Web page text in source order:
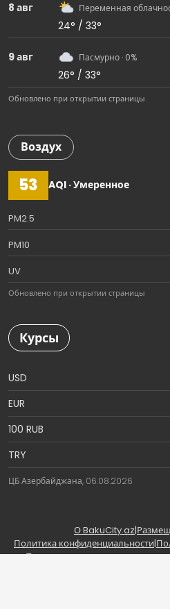
8 авг Переменная
24° / 33°
9 авг Пасмурно · 0%
26° / 33°
Обновлено при открытии страницы
Воздух
53 AQI · Умеренное
PM2.5
PM10
UV
Обновлено при открытии страницы
Курсы
USD
EUR
100 RUB
TRY
ЦБ Азербайджана, 06.08.2026
О BakuCity.az|
Политика конфиденциальности|
Правила использования